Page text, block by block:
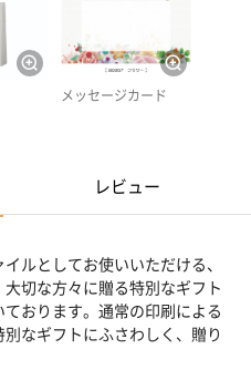
メッセージカード
レビュー
ルとしてお使いいただける、
切な方々に贈る特別なギフト
おります。通常の印刷による
なギフトにふさわしく、贈り